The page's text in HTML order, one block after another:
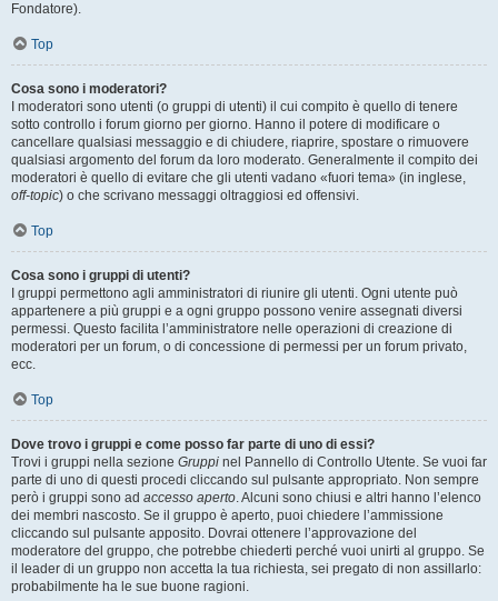
Fondatore).
Top
Cosa sono i moderatori?
I moderatori sono utenti (o gruppi di utenti) il cui compito è quello di tenere
sotto controllo i forum giorno per giorno. Hanno il potere di modificare o
cancellare qualsiasi messaggio e di chiudere, riaprire, spostare o rimuovere
qualsiasi argomento del forum da loro moderato. Generalmente il compito dei
moderatori è quello di evitare che gli utenti vadano «fuori tema» (in inglese,
off-topic) o che scrivano messaggi oltraggiosi ed offensivi.
Top
Cosa sono i gruppi di utenti?
I gruppi permettono agli amministratori di riunire gli utenti. Ogni utente può
appartenere a più gruppi e a ogni gruppo possono venire assegnati diversi
permessi. Questo facilita l’amministratore nelle operazioni di creazione di
moderatori per un forum, o di concessione di permessi per un forum privato,
ecc.
Top
Dove trovo i gruppi e come posso far parte di uno di essi?
Trovi i gruppi nella sezione Gruppi nel Pannello di Controllo Utente. Se vuoi far
parte di uno di questi procedi cliccando sul pulsante appropriato. Non sempre
però i gruppi sono ad accesso aperto. Alcuni sono chiusi e altri hanno l’elenco
dei membri nascosto. Se il gruppo è aperto, puoi chiedere l’ammissione
cliccando sul pulsante apposito. Dovrai ottenere l’approvazione del
moderatore del gruppo, che potrebbe chiederti perché vuoi unirti al gruppo. Se
il leader di un gruppo non accetta la tua richiesta, sei pregato di non assillarlo:
probabilmente ha le sue buone ragioni.